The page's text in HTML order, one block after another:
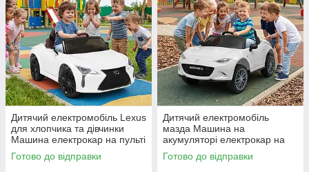
Дитячий електромобіль Lexus
для хлопчика та дівчинки
Машина електрокар на пульті
світло звук у комплекті
подарунок
Готово до відправки
Дитячий електромобіль
мазда Машина на
акумуляторі електрокар на
пульті білий 4*25W світло звук
у наборі подарунок
Готово до відправки